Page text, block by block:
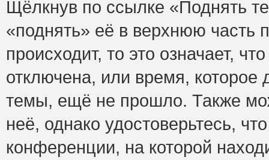
Щёлкнув по ссылке «Поднять
«поднять» её в верхнюю часть
происходит, то это означает,
отключена, или время, которое
темы, ещё не прошло. Также
неё, однако удостоверьтесь,
конференции, на которой